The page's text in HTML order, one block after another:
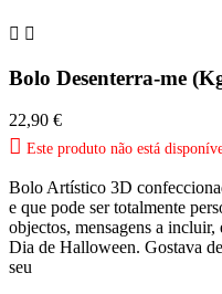
 
Bolo Desenterra-me
22,90 €
 Este produto não está
Bolo Artístico 3D
e que pode ser totalmente
objectos, mensagens a
Dia de Halloween. Gostava
seu